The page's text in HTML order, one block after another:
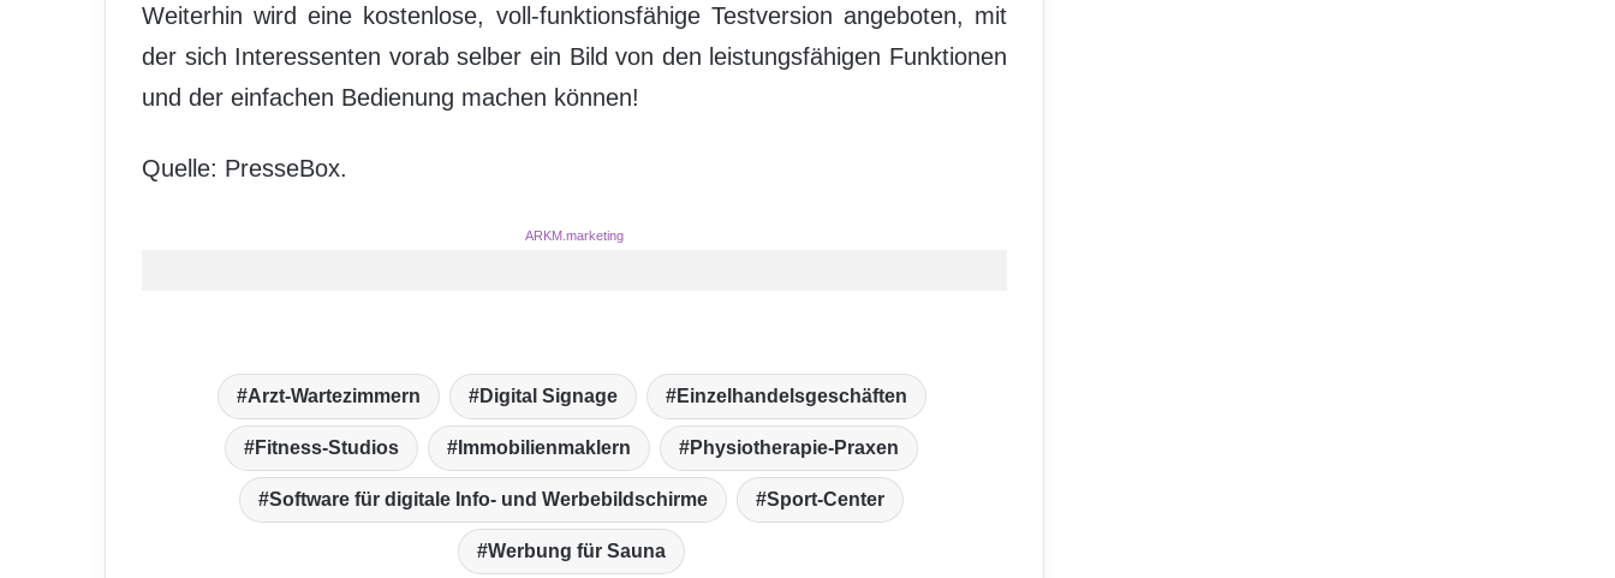
Weiterhin wird eine kostenlose, voll-funktionsfähige Testversion angeboten, mit
der sich Interessenten vorab selber ein Bild von den leistungsfähigen Funktionen
und der einfachen Bedienung machen können!
Quelle: PresseBox.
ARKM.marketing
Arzt-Wartezimmern Digital Signage Einzelhandelsgeschäften
Fitness-Studios Immobilienmaklern Physiotherapie-Praxen
Software für digitale Info- und Werbebildschirme Sport-Center
Werbung für Sauna